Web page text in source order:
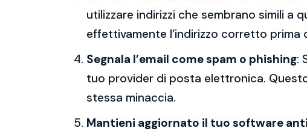
utilizzare indirizzi che sembrano simili a
effettivamente l’indirizzo corretto prima
Segnala l’email come spam o phishing:
tuo provider di posta elettronica.
stessa minaccia.
Mantieni aggiornato il tuo software